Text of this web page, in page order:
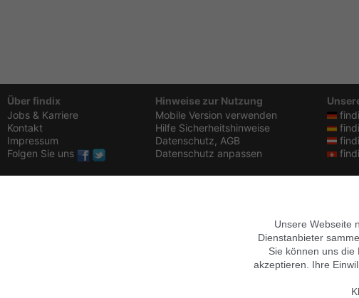
Über findix
Jobs & Karriere
Kontakt
Impressum
Folgen Sie uns
Hinweise zur Nutzung
Mobile Version verwenden
Hilfe Sicherheitshinweise
Datenschutz, AGB
Datenschutz anpassen
Unsere Webseite
Dienstanbieter
Sie können uns
akzeptieren. Ihre